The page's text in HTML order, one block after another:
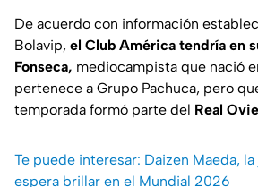
De acuerdo con información
Bolavip, el Club América tendría en
Fonseca, mediocampista que nació
pertenece a Grupo Pachuca, pero
temporada formó parte del Real
Te puede interesar: Daizen Maeda,
espera brillar en el Mundial 2026